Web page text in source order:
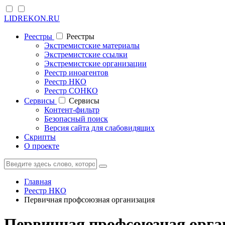
LIDREKON.RU
Реестры
Реестры
Экстремистские материалы
Экстремистские ссылки
Экстремистские организации
Реестр иноагентов
Реестр НКО
Реестр СОНКО
Cервисы
Cервисы
Контент-фильтр
Безопасный поиск
Версия сайта для слабовидящих
Скрипты
О проекте
Главная
Реестр НКО
Первичная профсоюзная организация